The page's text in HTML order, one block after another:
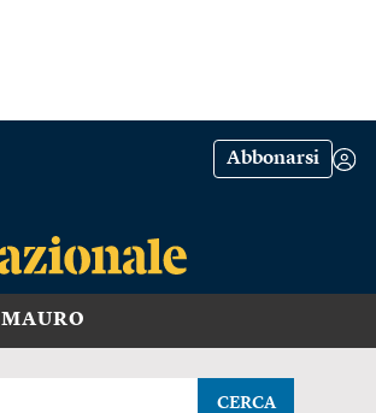
Abbonarsi
CERCA